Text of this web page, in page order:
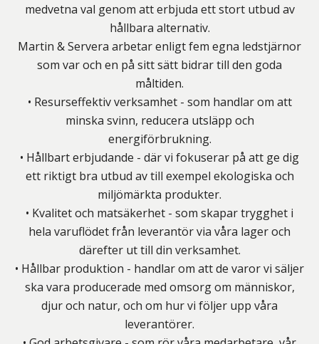
medvetna val genom att erbjuda ett stort utbud av
hållbara alternativ.
Martin & Servera arbetar enligt fem egna ledstjärnor
som var och en på sitt sätt bidrar till den goda
måltiden.
• Resurseffektiv verksamhet - som handlar om att
minska svinn, reducera utsläpp och
energiförbrukning.
• Hållbart erbjudande - där vi fokuserar på att ge dig
ett riktigt bra utbud av till exempel ekologiska och
miljömärkta produkter.
• Kvalitet och matsäkerhet - som skapar trygghet i
hela varuflödet från leverantör via våra lager och
därefter ut till din verksamhet.
• Hållbar produktion - handlar om att de varor vi säljer
ska vara producerade med omsorg om människor,
djur och natur, och om hur vi följer upp våra
leverantörer.